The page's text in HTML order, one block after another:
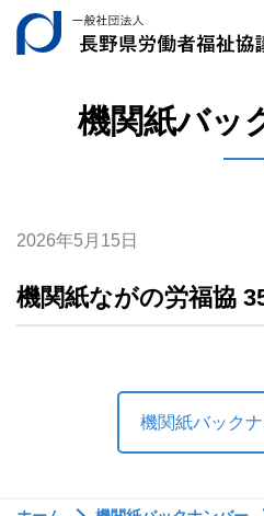
ご相談
0120-
平日受付（月～金、
機関紙バッ
2026年5月15日
機関紙ながの労福協
機関紙バック